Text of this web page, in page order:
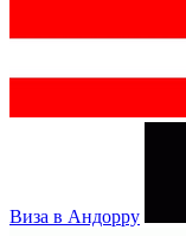
Виза в Андорру